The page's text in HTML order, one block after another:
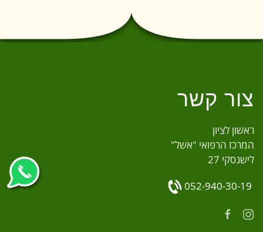
צור קשר
ראשון לציון
המרכז הרפואי "אשל"
לישנסקי 27
052-940-30-19